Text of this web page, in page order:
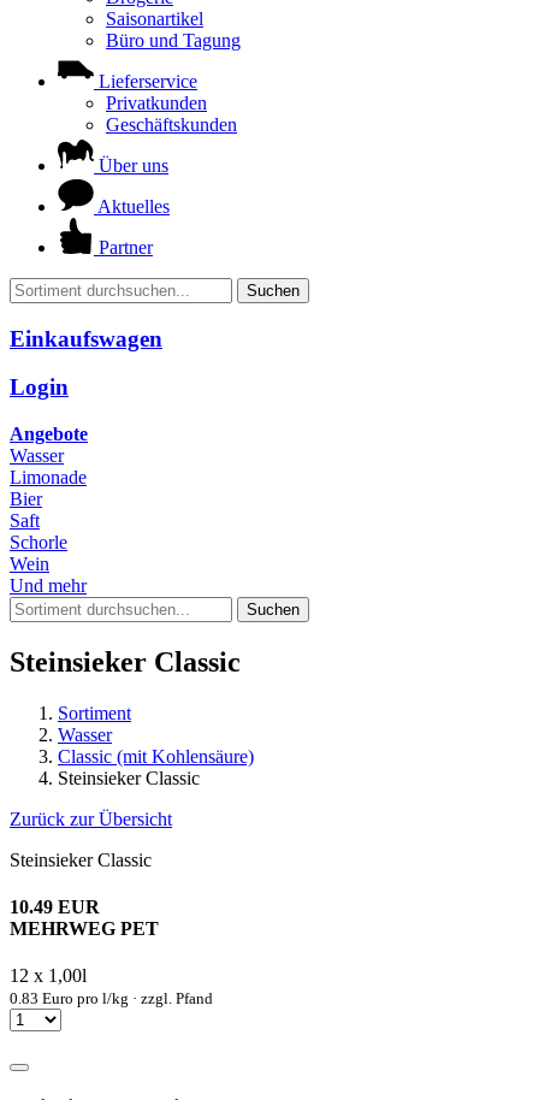
Saisonartikel
Büro und Tagung
Lieferservice
Privatkunden
Geschäftskunden
Über uns
Aktuelles
Partner
Suchen
Einkaufswagen
Login
Angebote
Wasser
Limonade
Bier
Saft
Schorle
Wein
Und mehr
Suchen
Steinsieker Classic
Sortiment
Wasser
Classic (mit Kohlensäure)
Steinsieker Classic
Zurück zur Übersicht
Steinsieker Classic
10.49 EUR
MEHRWEG PET
12 x 1,00l
0.83 Euro pro l/kg · zzgl. Pfand